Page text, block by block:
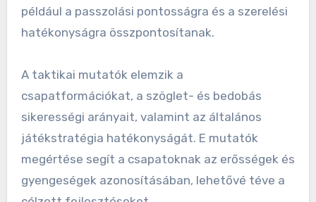
például a passzolási pontosságra és a szerelési
hatékonyságra összpontosítanak.
A taktikai mutatók elemzik a
csapatformációkat, a szöglet- és bedobás
sikerességi arányait, valamint az általános
játékstratégia hatékonyságát. E mutatók
megértése segít a csapatoknak az erősségek és
gyengeségek azonosításában, lehetővé téve a